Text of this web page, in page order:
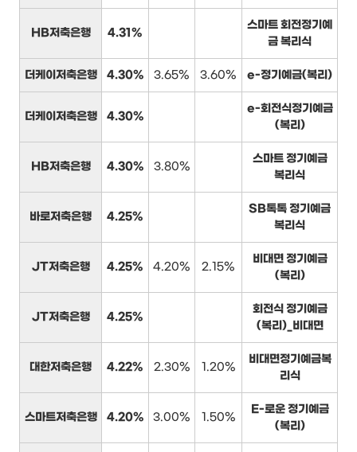
HB저축은행 4.31%
스마트 회전정기예
금 복리식
더케이저축은행 4.30% 3.65% 3.60% e-정기예금(복리)
더케이저축은행 4.30%
e-회전식정기예금
(복리)
HB저축은행 4.30% 3.80%
스마트 정기예금
복리식
바로저축은행 4.25%
SB톡톡 정기예금
복리식
JT저축은행 4.25% 4.20% 2.15%
비대면 정기예금
(복리)
JT저축은행 4.25%
회전식 정기예금
(복리)_비대면
대한저축은행 4.22% 2.30% 1.20%
비대면정기예금복
리식
스마트저축은행 4.20% 3.00% 1.50%
E-로운 정기예금
(복리)